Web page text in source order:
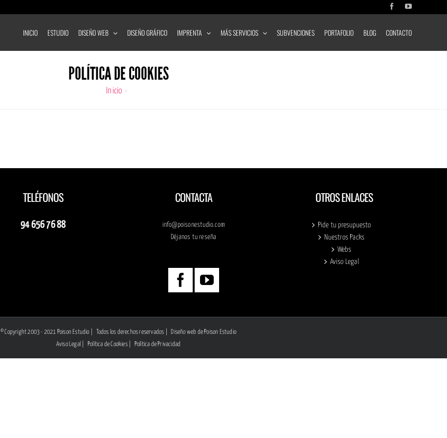
FacebookYouTube
INICIO ESTUDIO DISEÑO WEB DISEÑO GRÁFICO IMPRENTA MÁS SERVICIOS SUBVENCIONES PORTAFOLIO BLOG CONTACTO
POLÍTICA DE COOKIES
Inicio
TELÉFONOS
94 656 76 88
CONTACTA
info@poisonestudio.com
Déjanos tu reseña
OTROS ENLACES
Pide tu presupuesto
Nuestros Packs
Webs
Aviso Legal
© Copyright 2003 - 2021 Poison Estudio | Todos los derechos reservados | Diseño web de Poison Estudio
Aviso Legal
Política de Cookies| Política de Privacidad